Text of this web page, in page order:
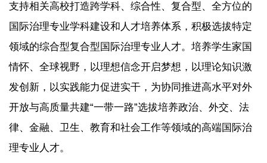
支持相关高校打造跨学科、综合性、复合型、全方位的
国际治理专业学科建设和人才培养体系，积极选拔特定
领域的综合型复合型国际治理专业人才。培养学生家国
情怀、全球视野，以理想信念开启梦想，以理论知识激
发创新，以实践能力促进实干，为协同推进高水平对外
开放与高质量共建“一带一路”选拔培养政治、外交、法
律、金融、卫生、教育和社会工作等领域的高端国际治
理专业人才。